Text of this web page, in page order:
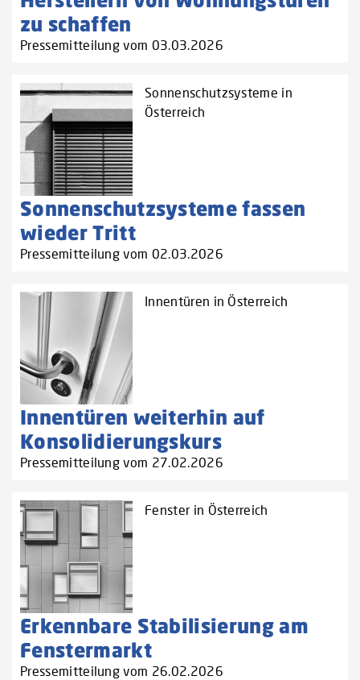
zu schaffen‌
Pressemitteilung vom 03.03.2026
Sonnenschutzsysteme in
Österreich
Sonnenschutzsysteme fassen
wieder Tritt
Pressemitteilung vom 02.03.2026
Innentüren in Österreich
Innentüren weiterhin auf
Konsolidierungskurs
Pressemitteilung vom 27.02.2026
Fenster in Österreich
Erkennbare Stabilisierung am
Fenstermarkt
Pressemitteilung vom 26.02.2026